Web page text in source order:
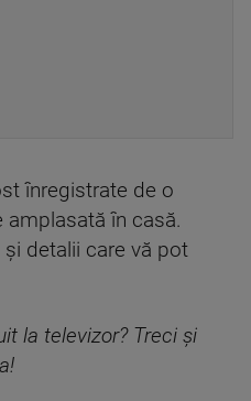
înregistrate de o
amplasată în casă.
detalii care vă pot
la televizor? Treci și